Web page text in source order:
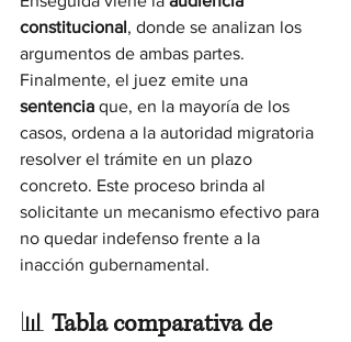
constitucional, donde se analizan los
argumentos de ambas partes.
Finalmente, el juez emite una
sentencia que, en la mayoría de los
casos, ordena a la autoridad migratoria
resolver el trámite en un plazo
concreto. Este proceso brinda al
solicitante un mecanismo efectivo para
no quedar indefenso frente a la
inacción gubernamental.
📊 Tabla comparativa de